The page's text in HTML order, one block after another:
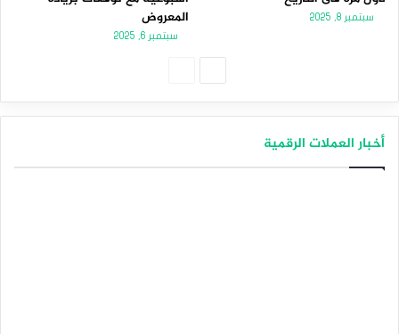
سبتمبر 8, 2025
المعروض
سبتمبر 6, 2025
أخبار العملات الرقمية